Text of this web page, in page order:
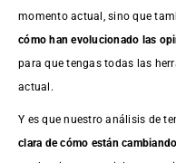
momento actual, sino que
cómo han evolucionado las
para que tengas todas las
actual.
Y es que nuestro análisis de
clara de cómo están